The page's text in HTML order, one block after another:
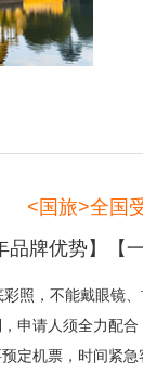
<国旅>全国
品牌优势】【
照，不能戴眼镜
申请人须全力配合
定机票，时间紧